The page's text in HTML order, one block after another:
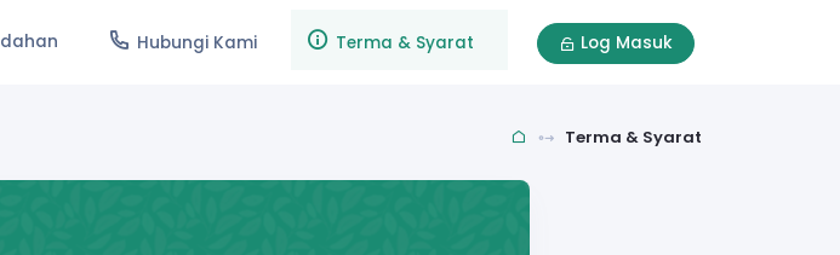
Hubungi Kami Terma & Syarat Log Masuk
Terma & Syarat